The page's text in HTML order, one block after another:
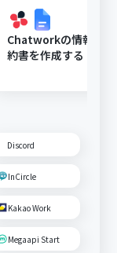
Chatworkの情報を
約書を作成する
Discord
InCircle
Kakao Work
Megaapi Start